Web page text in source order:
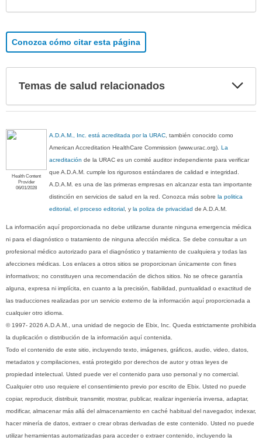
Conozca cómo citar esta página
Temas de salud relacionados
Health Content
Provider
06/01/2028
A.D.A.M., Inc. está acreditada por la URAC, también conocido como
American Accreditation HealthCare Commission (www.urac.org).La
acreditación de la URAC es un comité auditor independiente para verificar
que A.D.A.M. cumple los rigurosos estándares de calidad e integridad.
A.D.A.M. es una de las primeras empresas en alcanzar esta tan importante
distinción en servicios de salud en la red. Conozca más sobrela politica
editorial, el proceso editorial, yla poliza de privacidad de A.D.A.M.
La información aquí proporcionada no debe utilizarse durante ninguna emergencia médica
ni para el diagnóstico o tratamiento de ninguna afección médica. Se debe consultar a un
profesional médico autorizado para el diagnóstico y tratamiento de cualquiera y todas las
afecciones médicas. Los enlaces a otros sitios se proporcionan únicamente con fines
informativos; no constituyen una recomendación de dichos sitios. No se ofrece garantía
alguna, expresa ni implícita, en cuanto a la precisión, fiabilidad, puntualidad o exactitud de
las traducciones realizadas por un servicio externo de la información aquí proporcionada a
cualquier otro idioma.
© 1997- 2026 A.D.A.M., una unidad de negocio de Ebix, Inc. Queda estrictamente prohibida
la duplicación o distribución de la información aquí contenida.
Todo el contenido de este sitio, incluyendo texto, imágenes, gráficos, audio, video, datos,
metadatos y compilaciones, está protegido por derechos de autor y otras leyes de
propiedad intelectual. Usted puede ver el contenido para uso personal y no comercial.
Cualquier otro uso requiere el consentimiento previo por escrito de Ebix. Usted no puede
copiar, reproducir, distribuir, transmitir, mostrar, publicar, realizar ingeniería inversa, adaptar,
modificar, almacenar más allá del almacenamiento en caché habitual del navegador, indexar,
hacer minería de datos, extraer o crear obras derivadas de este contenido. Usted no puede
utilizar herramientas automatizadas para acceder o extraer contenido, incluyendo la